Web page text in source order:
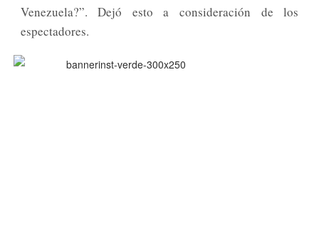
Venezuela?”. Dejó esto a consideración de los
espectadores.